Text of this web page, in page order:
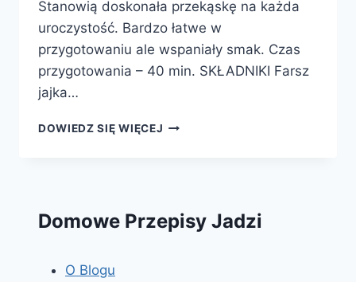
Stanowią doskonała przekąskę na każda
uroczystość. Bardzo łatwe w
przygotowaniu ale wspaniały smak. Czas
przygotowania – 40 min. SKŁADNIKI Farsz
jajka…
DOWIEDZ SIĘ WIĘCEJ JAJKA
Domowe Przepisy Jadzi
O Blogu